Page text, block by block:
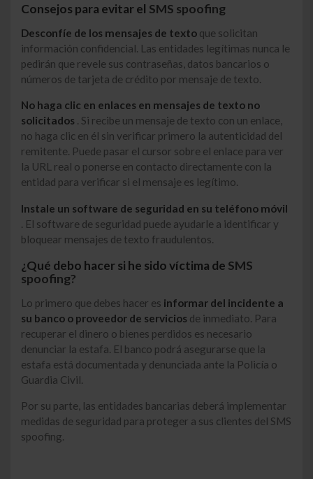
Consejos para evitar el SMS spoofing
Desconfíe de los mensajes de texto que solicitan
información confidencial. Las entidades legítimas nunca le
pedirán que revele sus contraseñas, datos bancarios o
números de tarjeta de crédito por mensaje de texto.
No haga clic en enlaces en mensajes de texto no
solicitados . Si recibe un mensaje de texto con un enlace,
no haga clic en él sin verificar primero la autenticidad del
remitente. Puede pasar el cursor sobre el enlace para ver
la URL real o ponerse en contacto directamente con la
entidad para verificar si el mensaje es legítimo.
Instale un software de seguridad en su teléfono móvil
. El software de seguridad puede ayudarle a identificar y
bloquear mensajes de texto fraudulentos.
¿Qué debo hacer si he sido víctima de SMS
spoofing?
Lo primero que debes hacer es informar del incidente a
su banco o proveedor de servicios de inmediato. Para
recuperar el dinero o bienes perdidos es necesario
denunciar la estafa. El banco podrá asegurarse que la
estafa está documentada y denunciada ante la Policía o
Guardia Civil.
Por su parte, las entidades bancarias deberá implementar
medidas de seguridad para proteger a sus clientes del SMS
spoofing.